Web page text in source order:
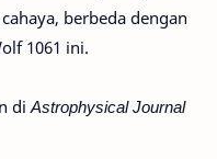
berbeda dengan
1061 ini.
diAstrophysical Journal